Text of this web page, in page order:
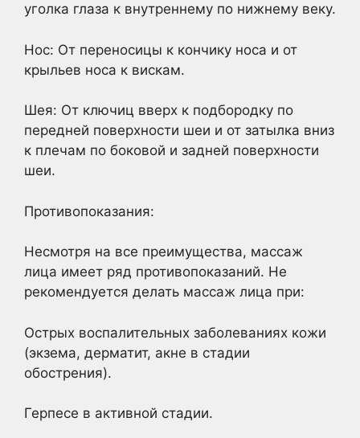
уголка глаза к внутреннему по нижнему веку.
Нос: От переносицы к кончику носа и от
крыльев носа к вискам.
Шея: От ключиц вверх к подбородку по
передней поверхности шеи и от затылка вниз
к плечам по боковой и задней поверхности
шеи.
Противопоказания:
Несмотря на все преимущества, массаж
лица имеет ряд противопоказаний. Не
рекомендуется делать массаж лица при:
Острых воспалительных заболеваниях кожи
(экзема, дерматит, акне в стадии
обострения).
Герпесе в активной стадии.